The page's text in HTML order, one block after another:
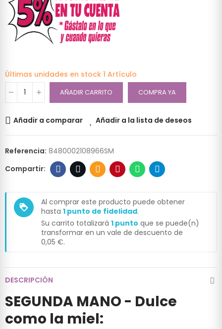
Últimas unidades en stock 1 Artículo
AÑADIR CARRITO COMPRA YA
Añadir a comparar Añadir a la lista de deseos
Referencia: 8480002108966SM
loyalty
Al comprar este producto puede obtener
hasta 1 punto de fidelidad.
Su carrito totalizará 1 punto que se puede(n)
transformar en un vale de descuento de
0,05 €.
DESCRIPCIÓN
SEGUNDA MANO - Dulce
como la miel: